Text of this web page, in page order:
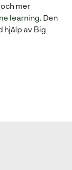
mer
learning. Den
hjälp av Big